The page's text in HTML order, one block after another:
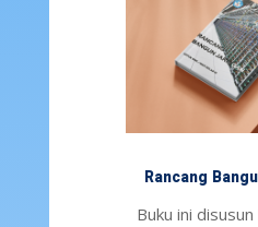
Rancang
Buku ini